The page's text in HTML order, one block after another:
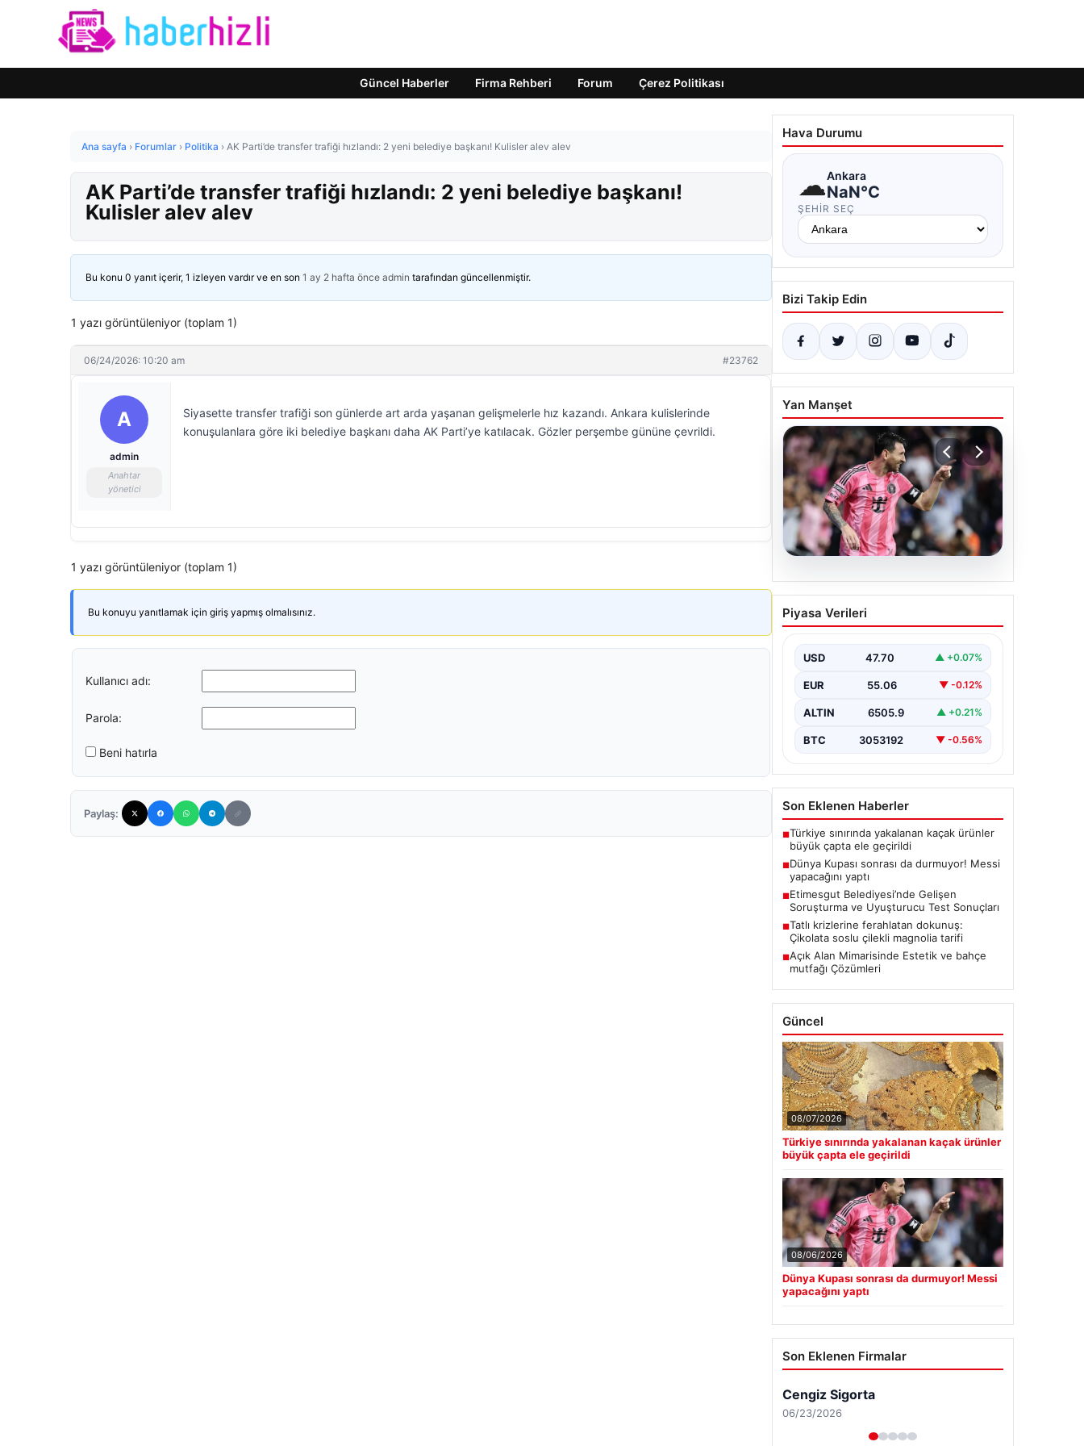
Güncel Haberler Firma Rehberi Forum Çerez Politikası
Ana sayfa › Forumlar › Politika › AK Parti’de transfer trafiği hızlandı: 2 yeni belediye başkanı! Kulisler alev alev
AK Parti’de transfer trafiği hızlandı: 2 yeni belediye başkanı!
Kulisler alev alev
Bu konu 0 yanıt içerir, 1 izleyen vardır ve en son 1 ay 2 hafta önce admin tarafından güncellenmiştir.
1 yazı görüntüleniyor (toplam 1)
06/24/2026: 10:20 am #23762
A
admin
Anahtar
yönetici
Siyasette transfer trafiği son günlerde art arda yaşanan gelişmelerle hız kazandı. Ankara kulislerinde
konuşulanlara göre iki belediye başkanı daha AK Parti’ye katılacak. Gözler perşembe gününe çevrildi.
1 yazı görüntüleniyor (toplam 1)
Bu konuyu yanıtlamak için giriş yapmış olmalısınız.
Kullanıcı adı:
Parola:
Beni hatırla
Paylaş:
Hava Durumu
☁Ankara
NaN°C
ŞEHIR SEÇ
Bizi Takip Edin
Yan Manşet
Dünya Kupası sonrası da
durmuyor! Messi
Piyasa Verileri
USD 47.70 ▲ +0.07%
EUR 55.06 ▼ -0.12%
ALTIN 6505.9 ▲ +0.21%
BTC 3053192 ▼ -0.56%
Son Eklenen Haberler
■Türkiye sınırında yakalanan kaçak ürünler
büyük çapta ele geçirildi
■Dünya Kupası sonrası da durmuyor! Messi
yapacağını yaptı
■Etimesgut Belediyesi’nde Gelişen
Soruşturma ve Uyuşturucu Test Sonuçları
■Tatlı krizlerine ferahlatan dokunuş:
Çikolata soslu çilekli magnolia tarifi
■Açık Alan Mimarisinde Estetik ve bahçe
mutfağı Çözümleri
Güncel
08/07/2026
Türkiye sınırında yakalanan kaçak ürünler
büyük çapta ele geçirildi
08/06/2026
Dünya Kupası sonrası da durmuyor! Messi
yapacağını yaptı
Son Eklenen Firmalar
Cengiz Sigorta
06/23/2026